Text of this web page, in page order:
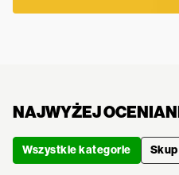
NAJWYŻEJ
Wszystkie kategorie